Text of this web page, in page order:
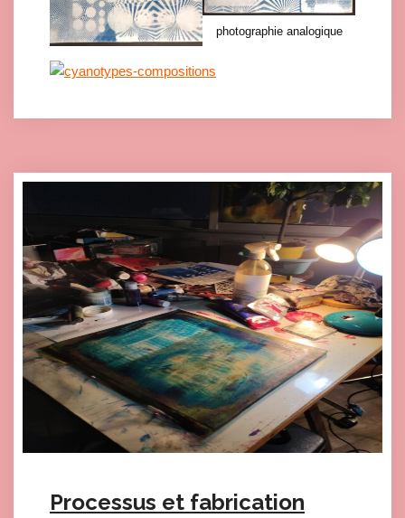
photographie analogique
Processus et fabrication